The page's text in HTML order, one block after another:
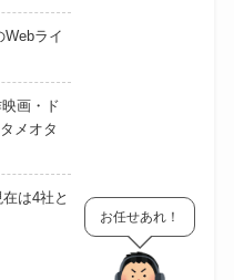
ライ
画・ド
メオタ
は4社と
お任せあれ！